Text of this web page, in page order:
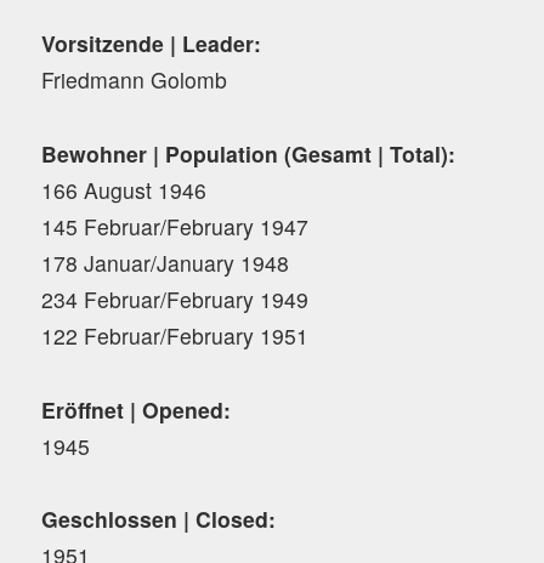
Vorsitzende | Leader:
Friedmann Golomb
Bewohner | Population (Gesamt | Total):
166 August 1946
145 Februar/February 1947
178 Januar/January 1948
234 Februar/February 1949
122 Februar/February 1951
Eröffnet | Opened:
1945
Geschlossen | Closed:
1951